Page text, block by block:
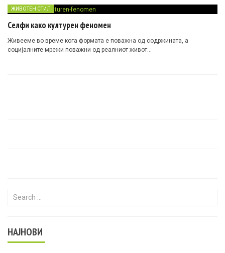
ЖИВОТЕН СТИЛ
Селфи како културен феномен
Живееме во време кога формата е поважна од содржината, а
социјалните мрежи поважни од реалниот живот…
Search for:
НАЈНОВИ